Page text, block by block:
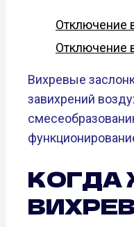
Отключение
Отключение
Вихревые
завихрений
КОГДА